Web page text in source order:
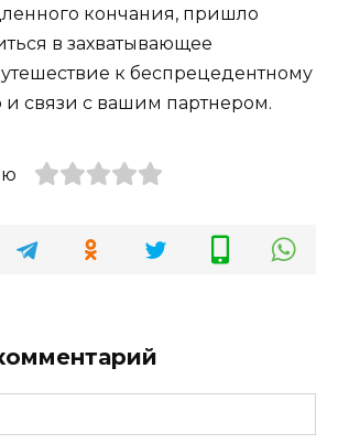
кончания, пришло
в захватывающее
к беспрецедентному
и связи с вашим партнером.